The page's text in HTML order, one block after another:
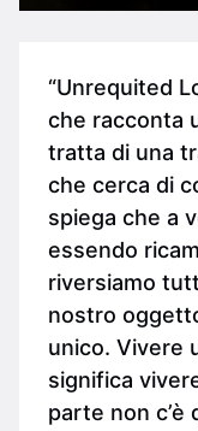
“Unrequited
che racconta
tratta di una
che cerca di
spiega che a
essendo
riversiamo
nostro
unico. Vivere
significa
parte non c’è